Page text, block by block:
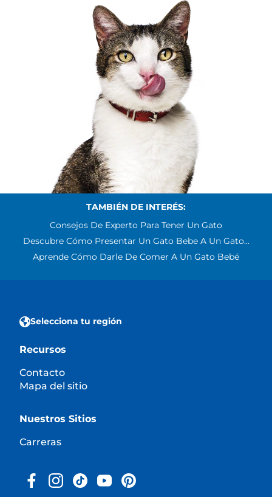
TAMBIÉN DE INTERÉS:
Consejos De Experto Para Tener Un Gato
Descubre Cómo Presentar Un Gato Bebe A Un Gato...
Aprende Cómo Darle De Comer A Un Gato Bebé
Selecciona tu región
Recursos
Contacto
Mapa del sitio
Nuestros Sitios
Carreras